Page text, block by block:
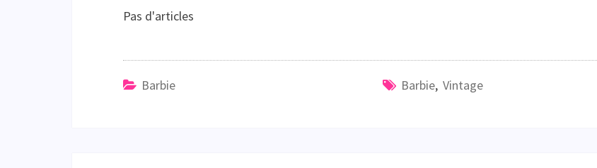
Pas d'articles
Barbie Barbie, Vintage